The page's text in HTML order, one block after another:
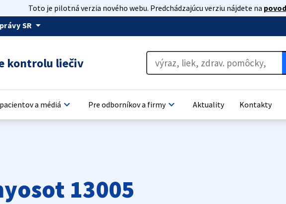
Toto je pilotná verzia nového webu. Predchádzajúcu verziu nájdete na
SR arrow_drop_down
kontrolu liečiv
a médiá keyboard_arrow_down Pre odborníkov a firmykeyboard_arrow_down Aktuality Kontakty
13005